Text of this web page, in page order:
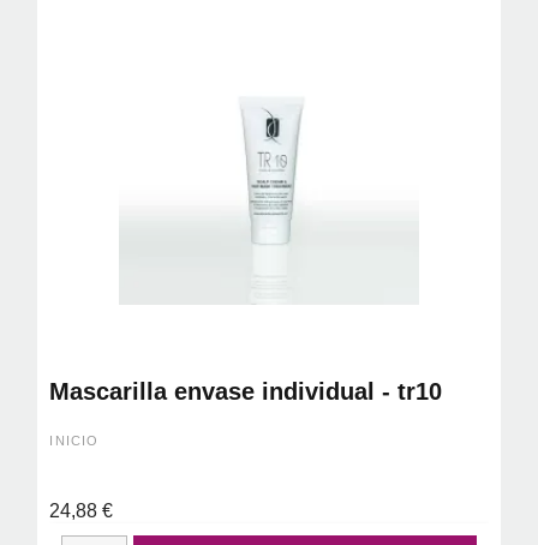
Mascarilla envase individual - tr10
INICIO
24,88 €